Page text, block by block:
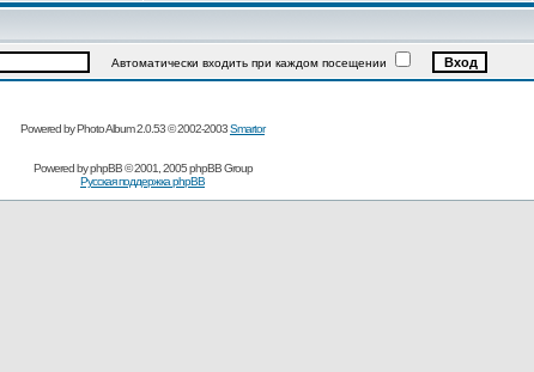
Автоматически входить при каждом посещении
Powered by Photo Album 2.0.53 © 2002-2003Smartor
Powered byphpBB© 2001, 2005 phpBB Group
Русская поддержка phpBB